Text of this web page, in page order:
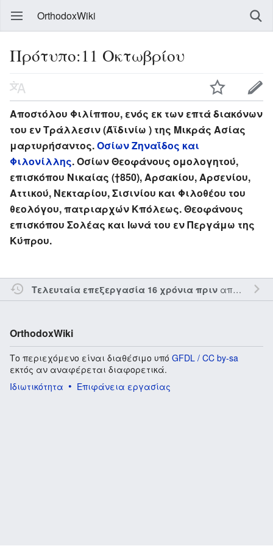
OrthodoxWiki
Πρότυπο:11 Οκτωβρίου
Αποστόλου Φιλίππου, ενός εκ των επτά διακόνων
του εν Τράλλεσιν (Άϊδινίω ) της Μικράς Ασίας
μαρτυρήσαντος.Οσίων Ζηναΐδος και
Φιλονίλλης. Οσίων Θεοφάνους ομολογητού,
επισκόπου Νικαίας (†850), Αρσακίου, Αρσενίου,
Αττικού, Νεκταρίου, Σισινίου και Φιλοθέου του
θεολόγου, πατριαρχών Κπόλεως. Θεοφάνους
επισκόπου Σολέας και Ιωνά του εν Περγάμω της
Κύπρου.
Τελευταία επεξεργασία 16 χρόνια πριναπό τον την
OrthodoxWiki
Το περιεχόμενο είναι διαθέσιμο υπό GFDL / CC by-sa
εκτός αν αναφέρεται διαφορετικά.
Ιδιωτικότητα
Επιφάνεια εργασίας